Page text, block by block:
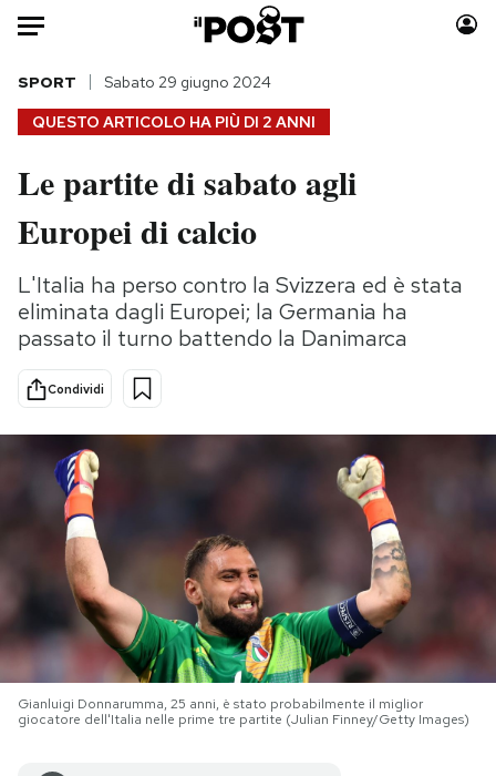
Auto
HOME
Italia
Politica
Tecnologia
Internet
Scienza
Cultura
Economia
Moda
Storie/Idee
Ok Boomer!
Media
PODCAST
NEWSLETTER
I MIEI PREFERITI
QUESTO ARTICOLO HA PIÙ DI 2 ANNI
SPORT Sabato 29 giugno 2024
Le partite di sabato agli
Europei di calcio
L'Italia ha perso contro la Svizzera ed è stata
eliminata dagli Europei; la Germania ha
passato il turno battendo la Danimarca
Condividi
Gianluigi Donnarumma, 25 anni, è stato probabilmente il miglior
giocatore dell'Italia nelle prime tre partite (Julian Finney/Getty Images)